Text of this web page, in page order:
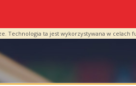
Technologia ta jest wykorzystywana w